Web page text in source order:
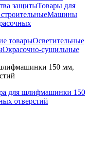
защитыТовары для
Машины
товарыОсветительные
Окрасочно-сушильные
150 мм,